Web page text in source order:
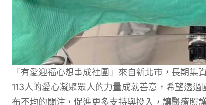
「有愛迎福心想事成社團」來自新北市，長期
113人的愛心凝聚眾人的力量成就善意，希望透
布不均的關注，促進更多支持與投入，讓醫療照